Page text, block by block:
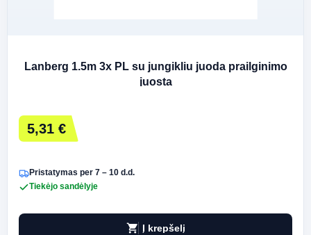
Lanberg 1.5m 3x PL su jungikliu juoda prailginimo
juosta
5,31 €
Pristatymas per 7 – 10 d.d.
Tiekėjo sandėlyje
shopping_cart Į krepšelį